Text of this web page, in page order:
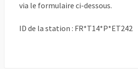
via le formulaire ci-dessous.
ID de la station : FR*T14*P*ET242